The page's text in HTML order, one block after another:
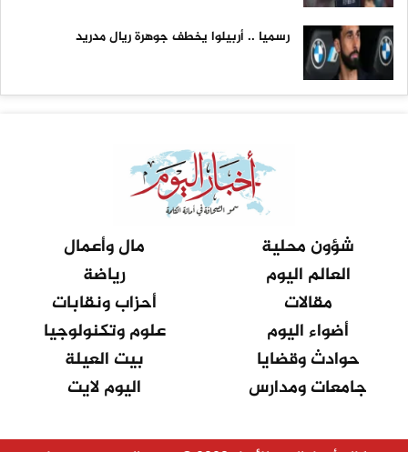
رسميا .. أربيلوا يخطف جوهرة ريال مدريد
شؤون محلية
مال وأعمال
العالم اليوم
رياضة
مقالات
أحزاب ونقابات
أضواء اليوم
علوم وتكنولوجيا
حوادث وقضايا
بيت العيلة
جامعات ومدارس
اليوم لايت